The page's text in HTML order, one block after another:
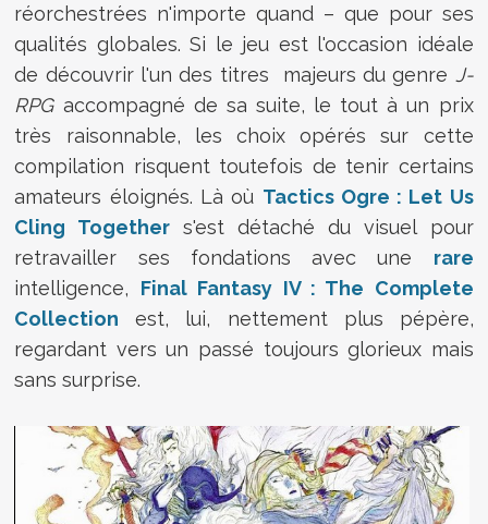
réorchestrées n'importe quand – que pour ses
qualités globales. Si le jeu est l'occasion idéale
de découvrir l'un des titres majeurs du genre J-
RPGaccompagné de sa suite, le tout à un prix
très raisonnable, les choix opérés sur cette
compilation risquent toutefois de tenir certains
amateurs éloignés. Là où Tactics Ogre : Let Us
Cling Togethers'est détaché du visuel pour
retravailler ses fondations avec une rare
intelligence, Final Fantasy IV : The Complete
Collection est, lui, nettement plus pépère,
regardant vers un passé toujours glorieux mais
sans surprise.